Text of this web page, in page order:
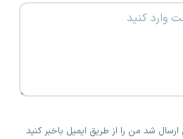
شد من را از طریق ایمیل باخبر کنید